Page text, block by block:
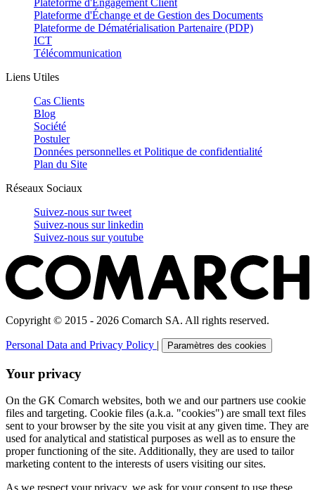
Plateforme d'Échange et de Gestion des Documents
Plateforme de Dématérialisation Partenaire (PDP)
ICT
Télécommunication
Liens Utiles
Cas Clients
Blog
Société
Postuler
Données personnelles et Politique de confidentialité
Plan du Site
Réseaux Sociaux
Suivez-nous surtweet
Suivez-nous surlinkedin
Suivez-nous suryoutube
Copyright © 2015 - 2026 Comarch SA. All rights reserved.
Personal Data and Privacy Policy | Paramètres des cookies
Your privacy
On the GK Comarch websites, both we and our partners use cookie
files and targeting. Cookie files (a.k.a. "cookies") are small text files
sent to your browser by the site you visit at any given time. They are
used for analytical and statistical purposes as well as to ensure the
proper functioning of the site. Additionally, they are used to tailor
marketing content to the interests of users visiting our sites.